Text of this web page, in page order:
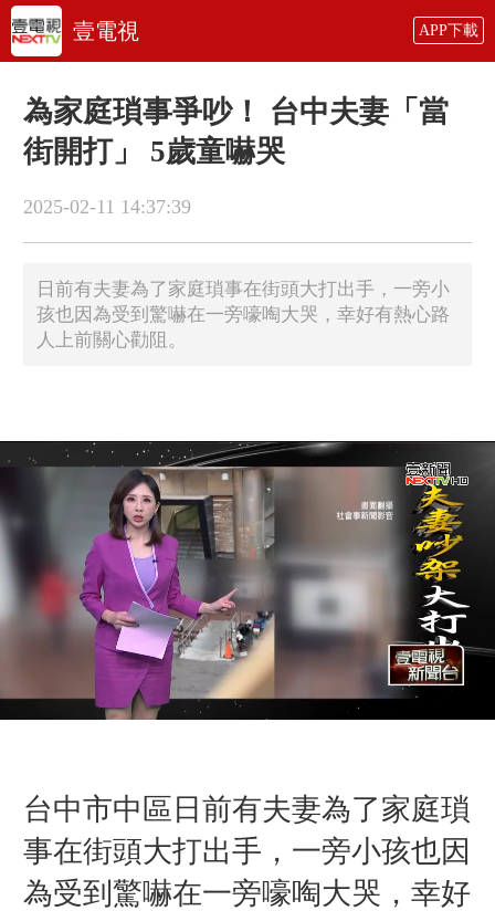
壹電視 APP下載
為家庭瑣事爭吵！ 台中夫妻「當
街開打」 5歲童嚇哭
2025-02-11 14:37:39
日前有夫妻為了家庭瑣事在街頭大打出手，一旁小
孩也因為受到驚嚇在一旁嚎啕大哭，幸好有熱心路
人上前關心勸阻。
台中市中區日前有夫妻為了家庭瑣
事在街頭大打出手，一旁小孩也因
為受到驚嚇在一旁嚎啕大哭，幸好